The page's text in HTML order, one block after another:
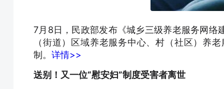
7月8日，民政部发布《城乡三级养老服务网络
（街道）区域养老服务中心、村（社区）养
制。 详情>>
送别！又一位“慰安妇”制度受害者离世